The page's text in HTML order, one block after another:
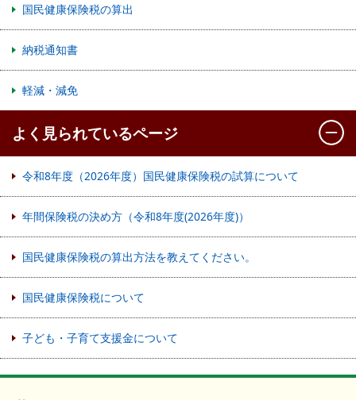
国民健康保険税の算出
納税通知書
軽減・減免
よく見られているページ
令和8年度（2026年度）国民健康保険税の試算について
年間保険税の決め方（令和8年度(2026年度)）
国民健康保険税の算出方法を教えてください。
国民健康保険税について
子ども・子育て支援金について